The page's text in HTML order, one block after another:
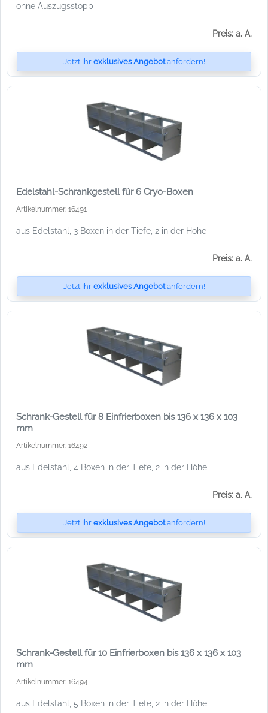
ohne Auszugsstopp
Preis: a. A.
Jetzt Ihr exklusives Angebotanfordern!
Edelstahl-Schrankgestell für 6 Cryo-Boxen
Artikelnummer: 16491
aus Edelstahl, 3 Boxen in der Tiefe, 2 in der Höhe
Preis: a. A.
Jetzt Ihr exklusives Angebotanfordern!
Schrank-Gestell für 8 Einfrierboxen bis 136 x 136 x 103
mm
Artikelnummer: 16492
aus Edelstahl, 4 Boxen in der Tiefe, 2 in der Höhe
Preis: a. A.
Jetzt Ihr exklusives Angebotanfordern!
Schrank-Gestell für 10 Einfrierboxen bis 136 x 136 x 103
mm
Artikelnummer: 16494
aus Edelstahl, 5 Boxen in der Tiefe, 2 in der Höhe